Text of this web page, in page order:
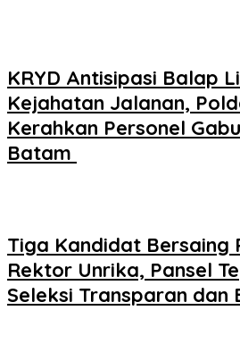
KRYD Antisipasi Balap
Kejahatan Jalanan,
Kerahkan Personel
Batam ‎
Tiga Kandidat Bersaing
Rektor Unrika, Pansel
Seleksi Transparan dan